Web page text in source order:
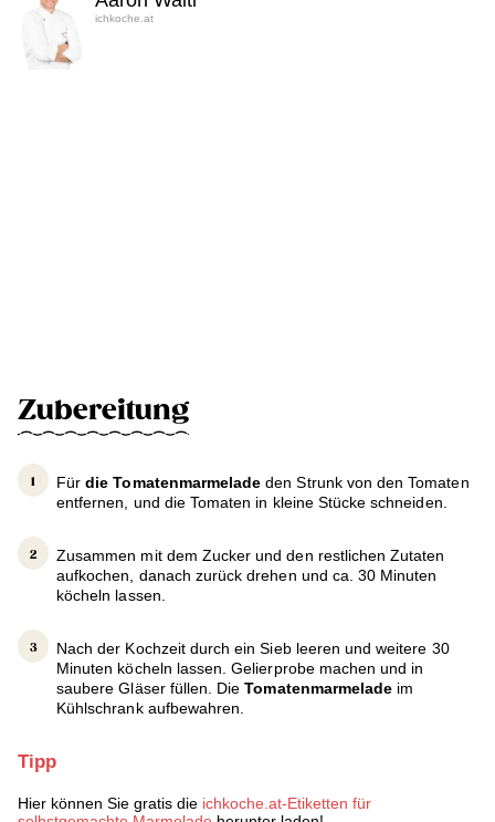
ichkoche.at
Zubereitung
Fürdie Tomatenmarmelade den Strunk von den Tomaten
entfernen, und die Tomaten in kleine Stücke schneiden.
Zusammen mit dem Zucker und den restlichen Zutaten
aufkochen, danach zurück drehen und ca. 30 Minuten
köcheln lassen.
Nach der Kochzeit durch ein Sieb leeren und weitere 30
Minuten köcheln lassen. Gelierprobe machen und in
saubere Gläser füllen. Die Tomatenmarmelade im
Kühlschrank aufbewahren.
Tipp
Hier können Sie gratis die ichkoche.at-Etiketten für